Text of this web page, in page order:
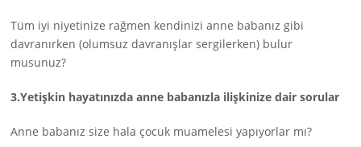
Tüm iyi niyetinize rağmen kendinizi anne babanız gibi
davranırken (olumsuz davranışlar sergilerken) bulur
musunuz?
3.Yetişkin hayatınızda anne babanızla ilişkinize dair sorular
Anne babanız size hala çocuk muamelesi yapıyorlar mı?